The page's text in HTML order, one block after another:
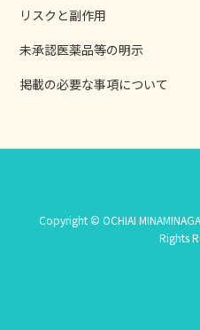
リスクと副作用
未承認医薬品等の明示
掲載の必要な事項について
Copyright © OCHIAI
Rights